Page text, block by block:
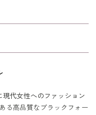
現代女性へのファッション
る高品質なブラックフォー